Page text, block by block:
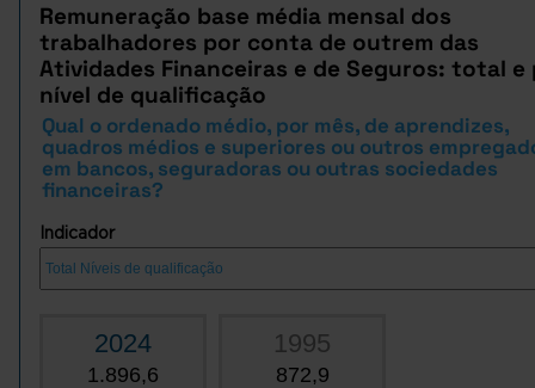
Remuneração base média mensal dos
trabalhadores por conta de outrem das
Atividades Financeiras e de Seguros: total e
nível de qualificação
Qual o ordenado médio, por mês, de aprendizes,
quadros médios e superiores ou outros
em bancos, seguradoras ou outras sociedades
financeiras?
Indicador
2024
1.896,6
1995
872,9